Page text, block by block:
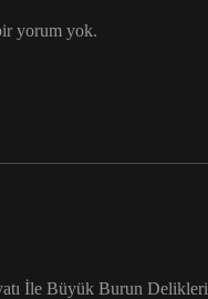
yorum yok.
İle Büyük Burun Delikleri